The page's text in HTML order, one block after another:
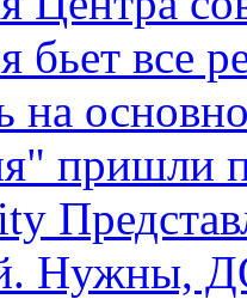
бьет все
на
пришли
Нужны,